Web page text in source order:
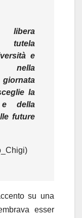
libera
tutela
e
nella
la
della
future
su una
esser